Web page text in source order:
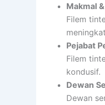
Makmal
Filem
Pejabat
Filem
kondusif.
Dewan
Dewan